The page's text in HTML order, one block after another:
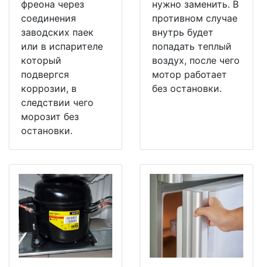
фреона через
соединения
заводских паек
или в испарителе
который
подвергся
коррозии, в
следствии чего
морозит без
остановки.
нужно заменить. В
противном случае
внутрь будет
попадать теплый
воздух, после чего
мотор работает
без остановки.